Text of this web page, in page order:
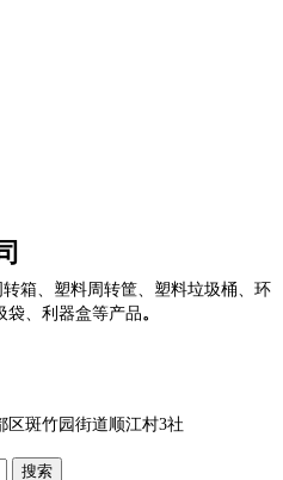
转箱、塑料周转筐、塑料垃圾桶、环
袋、利器盒等产品。
区斑竹园街道顺江村3社